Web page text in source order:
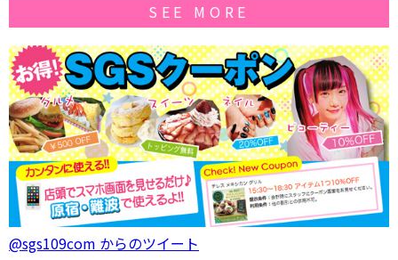
SEE MORE
@sgs109com からのツイート